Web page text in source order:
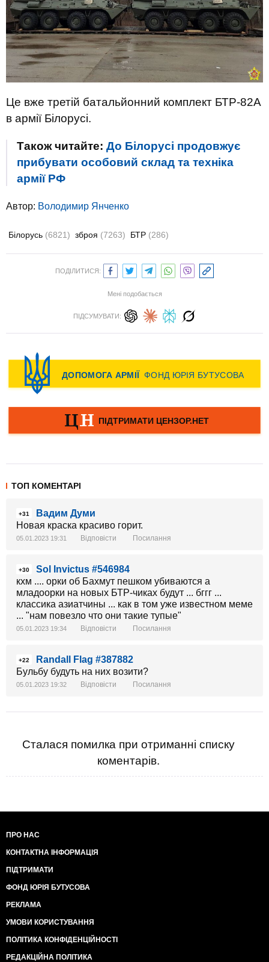
Це вже третій батальйонний комплект БТР-82А
в армії Білорусі.
Також читайте: До Білорусі продовжує
прибувати особовий склад та техніка
армії РФ
Автор: Володимир Янченко
Білорусь (6821) зброя (7263) БТР (286)
ПОДІЛИТИСЯ:
Мені подобається
ПІДСУМУВАТИ:
ТОП КОМЕНТАРІ
+31
Вадим Думи
Новая краска красиво горит.
05.01.2023 19:31 Відповісти Посилання
+30
Sol Invictus #546984
кхм .... орки об Бахмут пешком убиваются а
младоорки на новых БТР-чиках будут ... бггг ...
классика азиатчины ... как в том уже известном меме
... "нам повезло что они такие тупые"
05.01.2023 19:34 Відповісти Посилання
+22
Randall Flag #387882
Бульбу будуть на них возити?
05.01.2023 19:32 Відповісти Посилання
Сталася помилка при отриманні списку
коментарів.
ПРО НАС
КОНТАКТНА ІНФОРМАЦІЯ
ПІДТРИМАТИ
ФОНД ЮРІЯ БУТУСОВА
РЕКЛАМА
УМОВИ КОРИСТУВАННЯ
ПОЛІТИКА КОНФІДЕНЦІЙНОСТІ
РЕДАКЦІЙНА ПОЛІТИКА